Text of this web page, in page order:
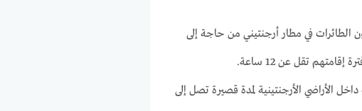
الطائرات في مطار أرجنتيني من حاجة إلى
تقل عن 12 ساعة.
الأراضي الأرجنتينية لمدة قصيرة تصل إلى